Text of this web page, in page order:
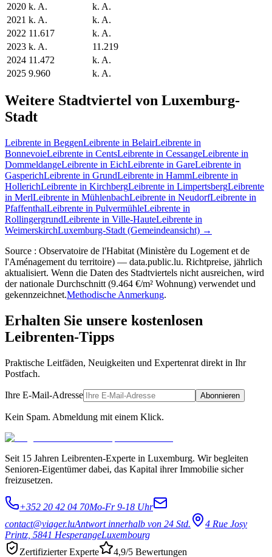
2020 k. A.
k. A.
2021 k. A.
k. A.
2022 11.617
k. A.
2023 k. A.
11.219
2024 11.472
k. A.
2025 9.960 k. A.
Weitere Stadtviertel von Luxemburg-
Stadt
Leibrente in BeggenLeibrente in BelairLeibrente in
BonnevoieLeibrente in CentsLeibrente in CessangeLeibrente in
DommeldangeLeibrente in EichLeibrente in GareLeibrente in
GasperichLeibrente in GrundLeibrente in HammLeibrente in
HollerichLeibrente in KirchbergLeibrente in LimpertsbergLeibrente
in MerlLeibrente in MühlenbachLeibrente in NeudorfLeibrente in
PfaffenthalLeibrente in PulvermühleLeibrente in
RollingergrundLeibrente in Ville-HauteLeibrente in
WeimerskirchLuxemburg-Stadt (Gemeindeansicht) →
Source : Observatoire de l'Habitat (Ministère du Logement et de
l'Aménagement du territoire) — data.public.lu. Richtpreise, jährlich
aktualisiert. Wenn die Daten des Stadtviertels nicht ausreichen, wird
der nationale Durchschnitt (9.464 €/m² Wohnung) verwendet und
gekennzeichnet.Methodische Anmerkung.
Erhalten Sie unsere kostenlosen
Leibrenten-Tipps
Praktische Leitfäden, Neuigkeiten und Expertenrat direkt in Ihr
Postfach.
Ihre E-Mail-Adresse Abonnieren
Kein Spam. Abmeldung mit einem Klick.
Seit 15 Jahren Leibrenten-Experte in Luxemburg. Wir begleiten
Senioren-Eigentümer dabei, das Kapital ihrer Immobilie sicher
freizusetzen.
+352 20 42 04 70Mo-Fr 9-18 Uhr
contact@viager.luAntwort innerhalb von 24 Std.
4 Rue Josy
Printz, 5841 HesperangeLuxembourg
Zertifizierter Experte
4,9/5 Bewertungen